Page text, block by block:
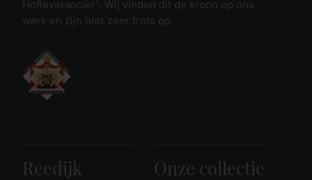
Hofleverancier”. Wij vinden dit de kroon op ons
werk en zijn hier zeer trots op.
Reedijk
Onze collectie